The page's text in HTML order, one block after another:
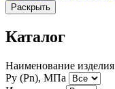
Раскрыть
Каталог
Наименование изделия
Ру (Рn), МПа